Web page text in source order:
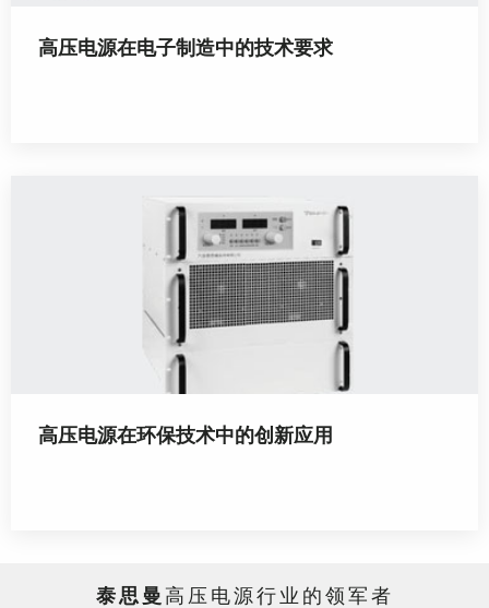
高压电源在电子制造中的技术要求
高压电源在环保技术中的创新应用
泰思曼 高压电源行业的领军者